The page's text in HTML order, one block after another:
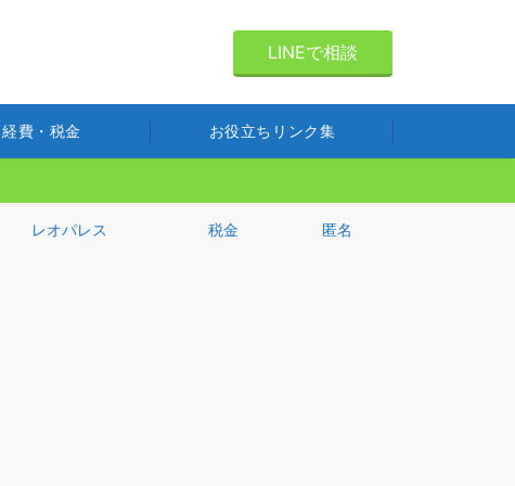
LINEで相談
経費・税金 お役立ちリンク集
レオパレス 税金 匿名